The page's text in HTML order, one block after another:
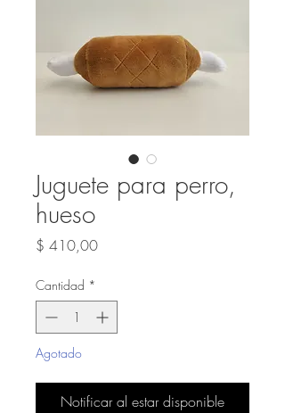
Juguete para perro,
hueso
$ 410,00Precio
Cantidad *
Agotado
Notificar al estar disponible